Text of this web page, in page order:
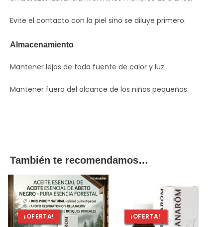
Evite el contacto con la piel sino se diluye primero.
Almacenamiento
Mantener lejos de toda fuente de calor y luz.
Mantener fuera del alcance de los niños pequeños.
También te recomendamos…
¡OFERTA! ¡OFERTA!